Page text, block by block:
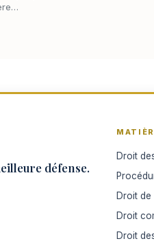
défense.
Droit
Droit de
Droit
Droit